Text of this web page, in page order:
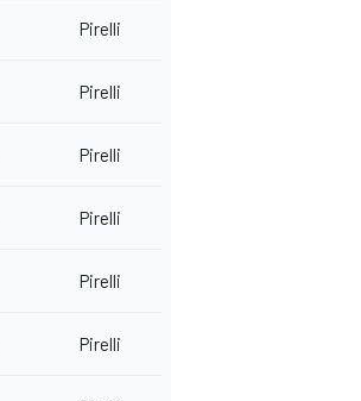
Pirelli
Pirelli
Pirelli
Pirelli
Pirelli
Pirelli